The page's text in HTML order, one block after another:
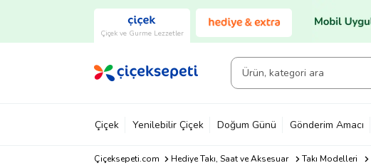
Çiçek ve Gurme Lezzetler
Çiçek Yenilebilir Çiçek Doğum Günü Gönderim Amacı
Çiçeksepeti.com Hediye Takı, Saat ve Aksesuar Takı Modelleri